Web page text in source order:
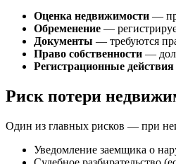
Оценка недвижимости —
Обременение —
Документы — требуются
Право собственности —
Регистрационные действия
Риск потери
Один из главных рисков — при
Уведомление заемщика о